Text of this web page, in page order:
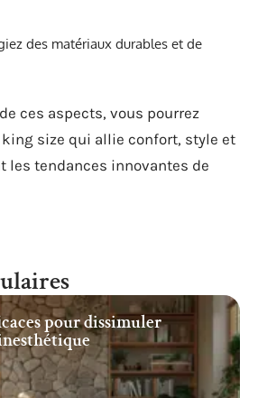
des matériaux durables et de
ces aspects, vous pourrez
size qui allie confort, style et
les tendances innovantes de
pour dissimuler